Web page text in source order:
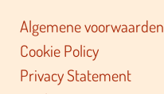
Algemene voorwaarden
Cookie Policy
Privacy Statement